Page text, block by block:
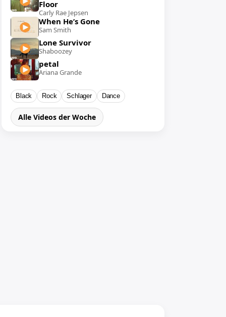
Floor
Carly Rae Jepsen
When He’s Gone
Sam Smith
Lone Survivor
Shaboozey
petal
Ariana Grande
Black Rock Schlager Dance
Alle Videos der Woche